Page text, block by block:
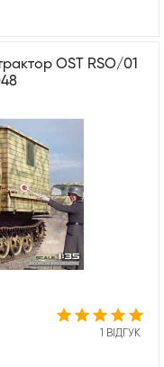
OST RSO/01
1 ВІДГУК